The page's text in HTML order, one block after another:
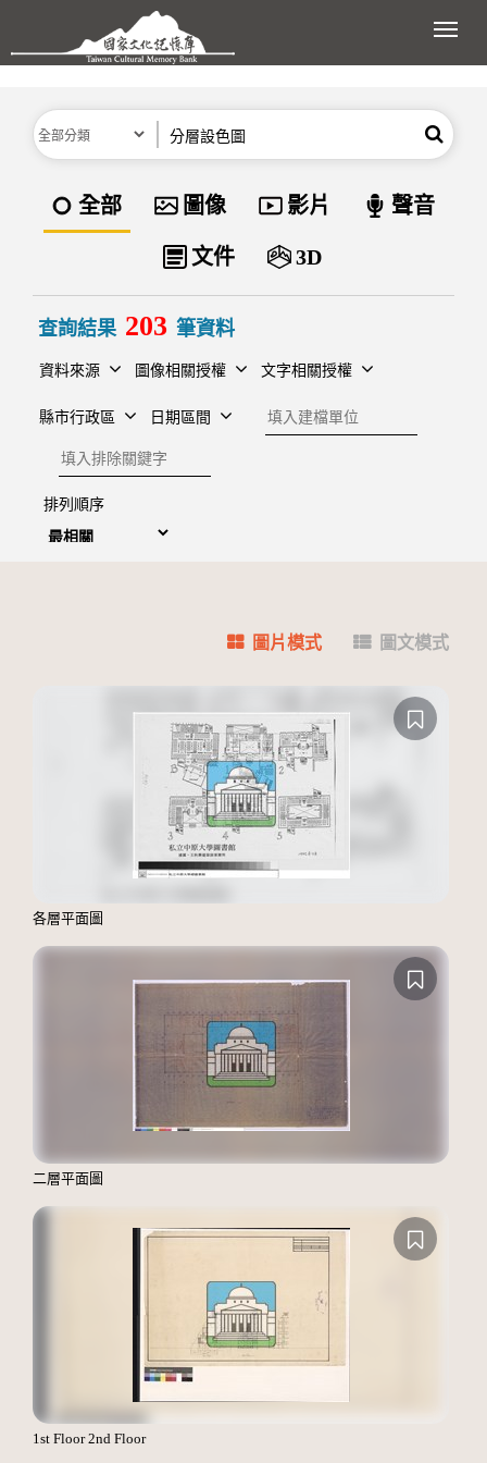
跳到主要內容區塊
展
分類 搜尋
資料類型
全部 圖像 影片 聲音
文件 3D
查詢結果 203 筆資料
資料來源 圖像相關授權 文字相關授權
縣市行政區 日期區間
建檔單位
排除關鍵字
排列順序
圖片模式 圖文模式
各層平面圖
二層平面圖
1st Floor 2nd Floor